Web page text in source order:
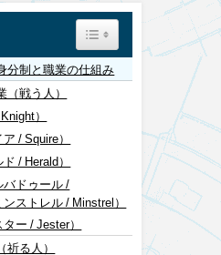
Toggle Table of Content
分制と職業の仕組み
（戦う人）
）
/ Squire）
/ Herald）
バドゥール /
ストレル / Minstrel）
ー / Jester）
祈る人）